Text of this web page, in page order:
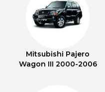
Mitsubishi Pajero
Wagon III 2000-2006